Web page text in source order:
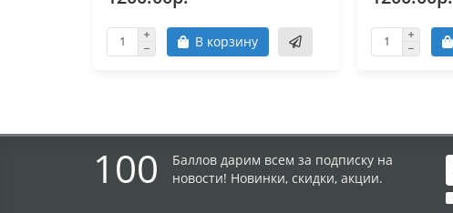
В корзину
100
Баллов дарим всем за подписку на
новости! Новинки, скидки, акции.